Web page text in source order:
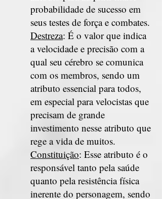
probabilidade de sucesso em
seus testes de força e combates.
Destreza: É o valor que indica
a velocidade e precisão com a
qual seu cérebro se comunica
com os membros, sendo um
atributo essencial para todos,
em especial para velocistas que
precisam de grande
investimento nesse atributo que
rege a vida de muitos.
Constituição: Esse atributo é o
responsável tanto pela saúde
quanto pela resistência física
inerente do personagem, sendo